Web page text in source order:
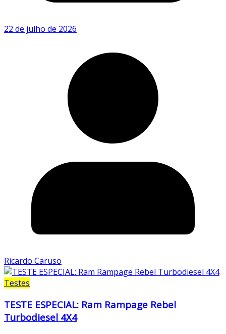
22 de julho de 2026
Ricardo Caruso
Testes
TESTE ESPECIAL: Ram Rampage Rebel
Turbodiesel 4X4